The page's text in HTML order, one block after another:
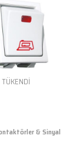
TÜKENDI
& Sinyal